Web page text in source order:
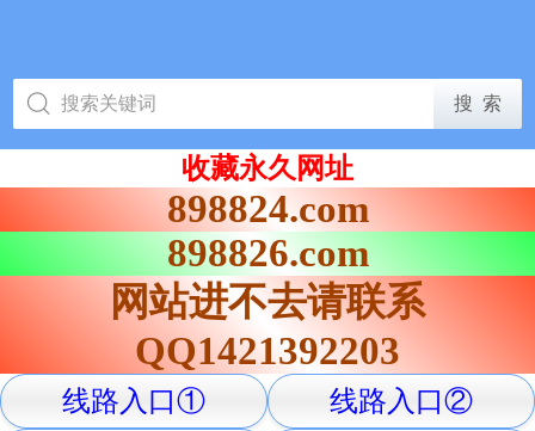
收藏永久网址
898824.com
898826.com
网站进不去请联系
QQ1421392203
线路入口①
线路入口②